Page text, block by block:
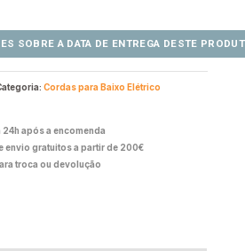
Cordas para Baixo Elétrico
24h após a encomenda
envio gratuitos a partir de 200€
troca ou devolução